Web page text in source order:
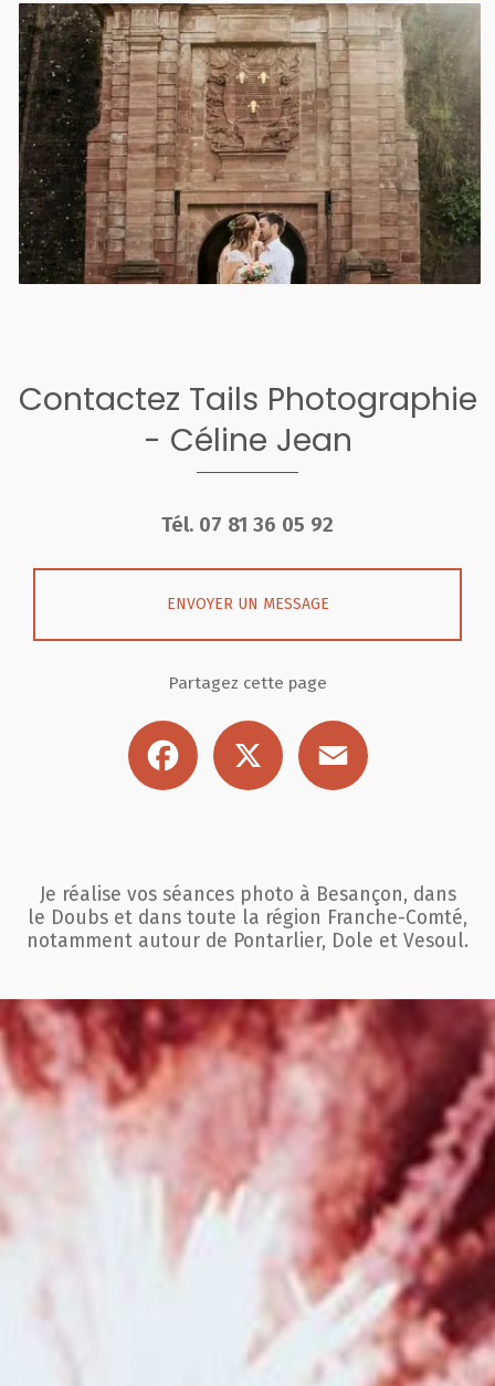
Contactez Tails Photographie
- Céline Jean
Tél. 07 81 36 05 92
ENVOYER UN MESSAGE
Partagez cette page
Facebook
Je réalise vos séances photo à Besançon, dans
le Doubs et dans toute la région Franche-Comté,
notamment autour de Pontarlier, Dole et Vesoul.